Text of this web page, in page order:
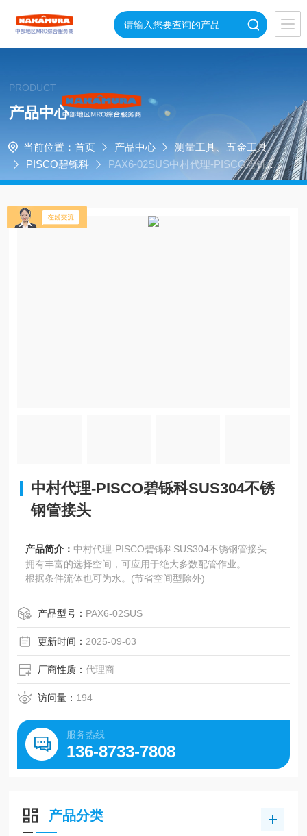
PRODUCT
产品中心
当前位置： 首页 产品中心
测量工具、五金工具
PISCO碧铄科
PAX6-02SUS中村代理-PISCO碧铄科
SUS304不锈钢管接头
中村代理-PISCO碧铄科SUS304不锈
钢管接头
产品简介： 中村代理-PISCO碧铄科SUS304不锈钢管接头
拥有丰富的选择空间，可应用于绝大多数配管作业。
根据条件流体也可为水。(节省空间型除外)
产品型号： PAX6-02SUS
更新时间： 2025-09-03
厂商性质：代理商
访问量： 194
服务热线
136-8733-7808
产品分类